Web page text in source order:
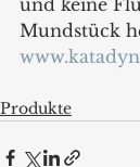
und keine
Mundstück
Produkte